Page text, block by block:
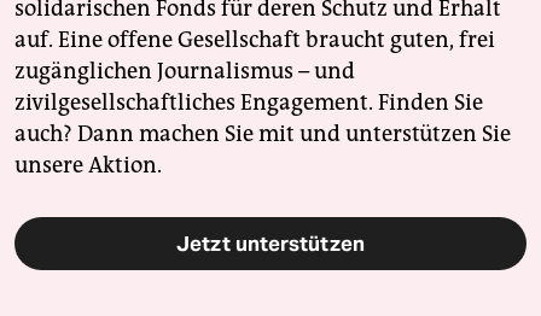
solidarischen Fonds für deren Schutz und Erhalt
auf. Eine offene Gesellschaft braucht guten, frei
zugänglichen Journalismus – und
zivilgesellschaftliches Engagement. Finden Sie
auch? Dann machen Sie mit und unterstützen Sie
unsere Aktion.
Jetzt unterstützen